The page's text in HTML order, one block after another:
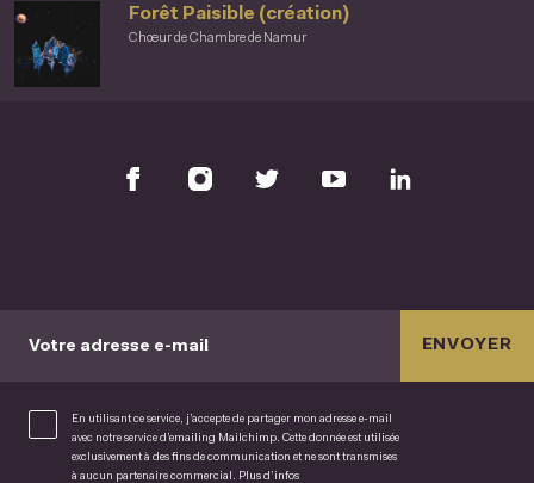
Chœur de Chambre de Namur
Forêt Paisible (création)
Votre adresse e-mail
En utilisant ce service, j’accepte de partager mon adresse e-mail
avec notre service d’emailing Mailchimp. Cette donnée est utilisée
exclusivement à des fins de communication et ne sont transmises
à aucun partenaire commercial.
Plus d’infos
ENVOYER